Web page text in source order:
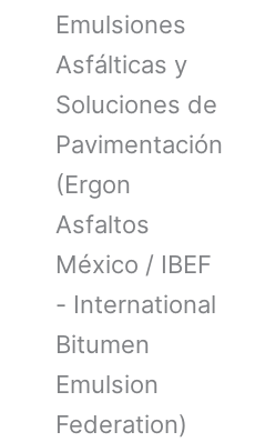
Emulsiones
Asfálticas y
Soluciones de
Pavimentación
(Ergon
Asfaltos
México / IBEF
- International
Bitumen
Emulsion
Federation)